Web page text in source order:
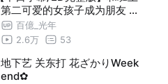
第二可爱的女孩子成为朋友 E
D「ずっと1番にしてね」/ コ
レサワ
百億_光年
2.6万
53
地下艺 关东打 花ざかりWeek
end✿